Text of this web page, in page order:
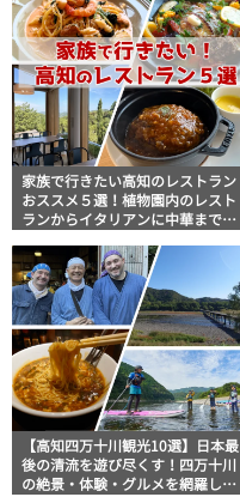
家族で行きたい高知のレストラン
おススメ５選！植物園内のレスト
ランからイタリアンに中華まで楽
【高知四万十川観光10選】日本最
後の清流を遊び尽くす！四万十川
の絶景・体験・グルメを網羅した